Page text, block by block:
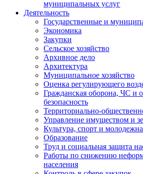
муниципальных услуг
Деятельность
Государственные и
Экономика
Закупки
Сельское хозяйство
Архивное дело
Архитектура
Муниципальное хозяйство
Оценка регулирующего
Гражданская оборона, ЧС и
безопасность
Территориально-
Управление имуществом и
Культура, спорт и
Образование
Труд и социальная защита
Работы по снижению
населения